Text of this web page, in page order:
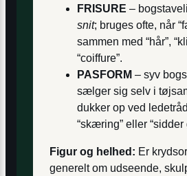
FRISURE –
snit; bruges ofte, når
sammen med “hår”,
“coiffure”.
PASFORM – syv
sælger sig selv i
dukker op ved
“skæring” eller “sidder
Figur og helhed: Er
generelt om udseende,